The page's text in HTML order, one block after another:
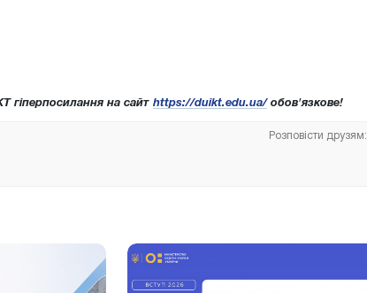
гіперпосилання на сайт https://duikt.edu.ua/обов'язкове!
Розповісти друзям: